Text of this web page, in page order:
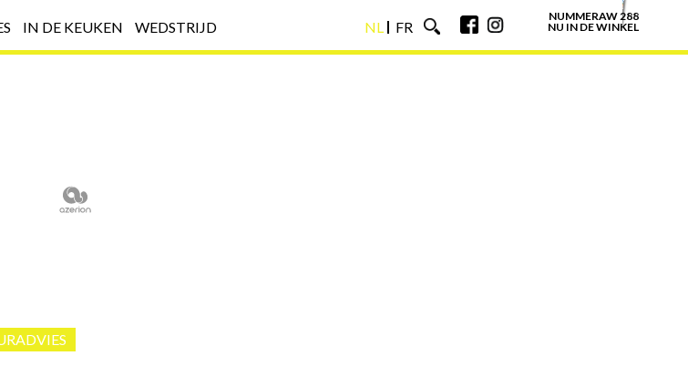
IN DE KEUKEN WEDSTRIJD
NL
FR
NUMMERAW 288
NU IN DE WINKEL